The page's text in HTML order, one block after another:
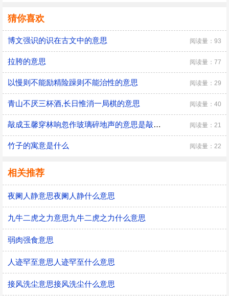
猜你喜欢
博文强识的识在古文中的意思 阅读量：93
拉胯的意思 阅读量：77
以慢则不能励精险躁则不能治性的意思 阅读量：29
青山不厌三杯酒,长日惟消一局棋的意思 阅读量：40
敲成玉馨穿林响忽作玻璃碎地声的意思是敲成玉磬穿林响忽作玻璃碎地声的意思 阅读量：21
竹子的寓意是什么 阅读量：22
相关推荐
夜阑人静意思夜阑人静什么意思
九牛二虎之力意思九牛二虎之力什么意思
弱肉强食意思
人迹罕至意思人迹罕至什么意思
接风洗尘意思接风洗尘什么意思